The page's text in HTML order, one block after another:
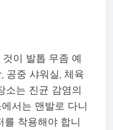
이 발톱 무좀 예
공중 샤워실, 체육
소는 진균 감염의
서는 맨발로 다니
를 착용해야 합니